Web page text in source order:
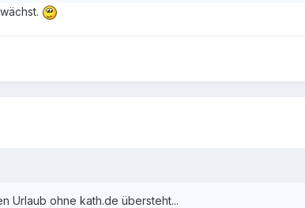
Urlaub ohne kath.de übersteht...